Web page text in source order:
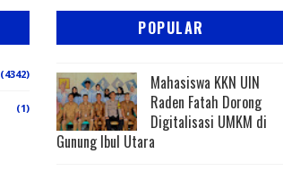
(4342)
(1)
POPULAR
Mahasiswa KKN UIN
Raden Fatah Dorong
Digitalisasi UMKM di
Gunung Ibul Utara